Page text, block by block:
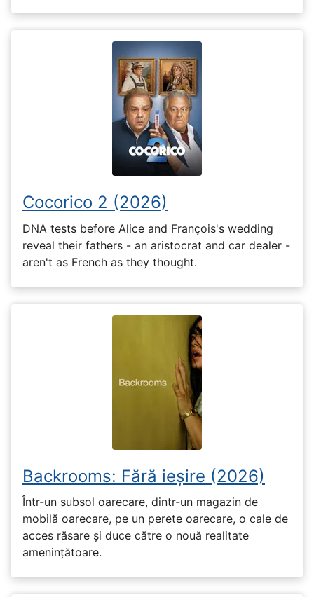
Cocorico 2 (2026)
DNA tests before Alice and François's wedding
reveal their fathers - an aristocrat and car dealer -
aren't as French as they thought.
Backrooms: Fără ieșire (2026)
Într-un subsol oarecare, dintr-un magazin de
mobilă oarecare, pe un perete oarecare, o cale de
acces răsare și duce către o nouă realitate
amenințătoare.